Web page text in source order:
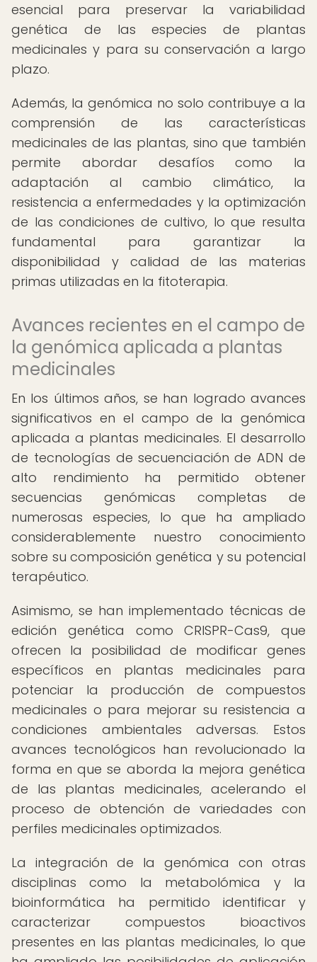
esencial para preservar la variabilidad
genética de las especies de plantas
medicinales y para su conservación a largo
plazo.
Además, la genómica no solo contribuye a la
comprensión de las características
medicinales de las plantas, sino que también
permite abordar desafíos como la
adaptación al cambio climático, la
resistencia a enfermedades y la optimización
de las condiciones de cultivo, lo que resulta
fundamental para garantizar la
disponibilidad y calidad de las materias
primas utilizadas en la fitoterapia.
Avances recientes en el campo de
la genómica aplicada a plantas
medicinales
En los últimos años, se han logrado avances
significativos en el campo de la genómica
aplicada a plantas medicinales. El desarrollo
de tecnologías de secuenciación de ADN de
alto rendimiento ha permitido obtener
secuencias genómicas completas de
numerosas especies, lo que ha ampliado
considerablemente nuestro conocimiento
sobre su composición genética y su potencial
terapéutico.
Asimismo, se han implementado técnicas de
edición genética como CRISPR-Cas9, que
ofrecen la posibilidad de modificar genes
específicos en plantas medicinales para
potenciar la producción de compuestos
medicinales o para mejorar su resistencia a
condiciones ambientales adversas. Estos
avances tecnológicos han revolucionado la
forma en que se aborda la mejora genética
de las plantas medicinales, acelerando el
proceso de obtención de variedades con
perfiles medicinales optimizados.
La integración de la genómica con otras
disciplinas como la metabolómica y la
bioinformática ha permitido identificar y
caracterizar compuestos bioactivos
presentes en las plantas medicinales, lo que